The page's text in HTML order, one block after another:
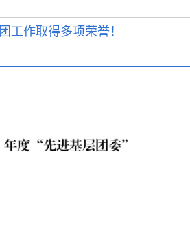
工作取得多项荣誉！